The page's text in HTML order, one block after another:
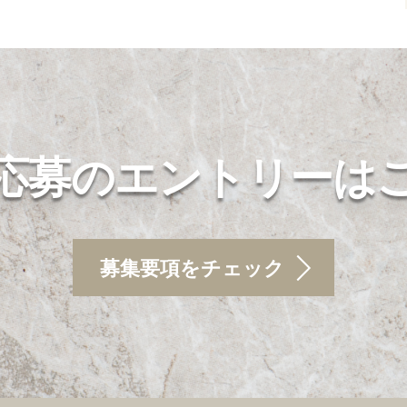
募のエントリーは
募集要項をチェック